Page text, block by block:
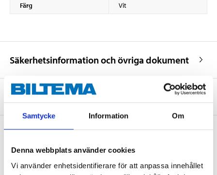
Samtycke Information Om
Denna webbplats använder cookies
Vi använder enhetsidentifierare för att anpassa innehållet
Färg
Vit
Säkerhetsinformation och övriga dokument
Om tillverkaren
Köp & Hämta
Köp & Hämta i ditt varuhus inom 2 timmar! För mer information om